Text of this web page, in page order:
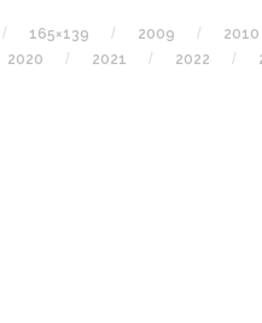
165×139 2009
2010
2020 2021 2022